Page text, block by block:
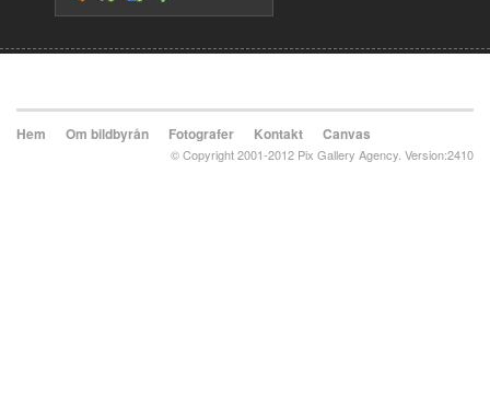
Hem Om bildbyrån Fotografer Kontakt Canvas
© Copyright 2001-2012 Pix Gallery Agency. Version:2410